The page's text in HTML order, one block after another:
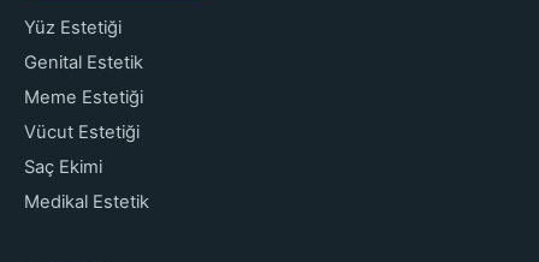
Yüz Estetiği
Genital Estetik
Meme Estetiği
Vücut Estetiği
Saç Ekimi
Medikal Estetik